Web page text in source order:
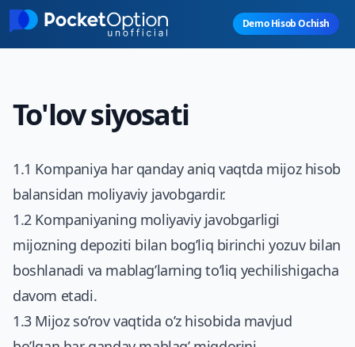
Skip to main content
Demo Hisob Ochish
To'lov siyosati
1.1 Kompaniya har qanday aniq vaqtda mijoz hisob
balansidan moliyaviy javobgardir.
1.2 Kompaniyaning moliyaviy javobgarligi
mijozning depoziti bilan bog’liq birinchi yozuv bilan
boshlanadi va mablag’larning to’liq yechilishigacha
davom etadi.
1.3 Mijoz so’rov vaqtida o’z hisobida mavjud